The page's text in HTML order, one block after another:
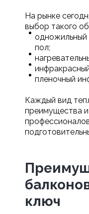
На рынке
выбор такого
одножильный
пол;
пленочный
Каждый вид
преимущества
ключ